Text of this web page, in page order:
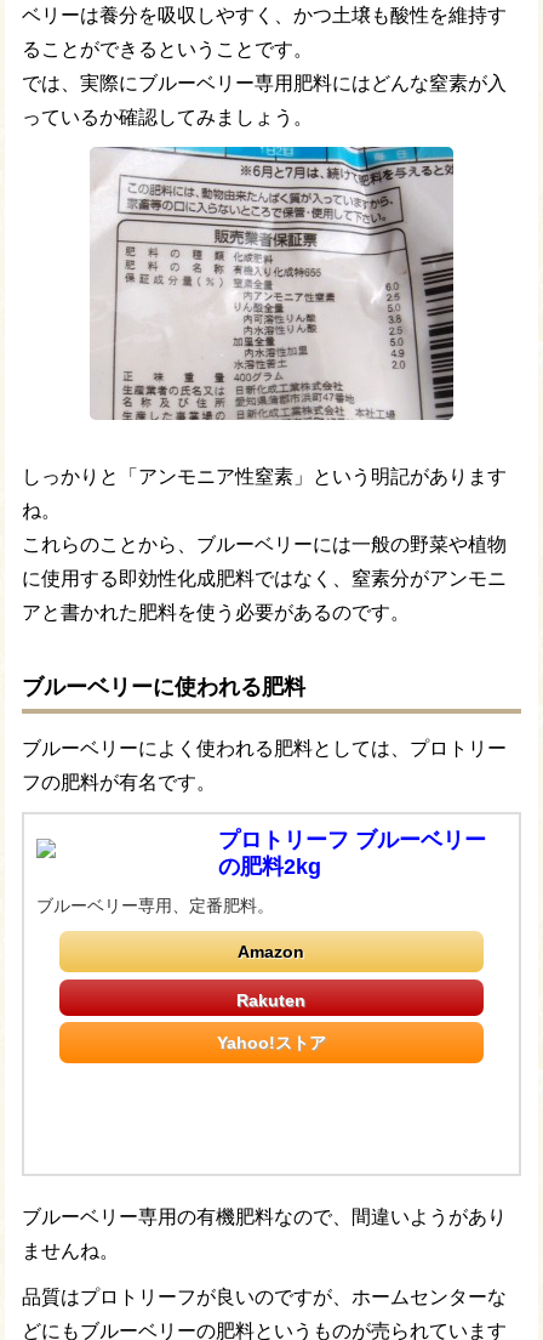
ベリーは養分を吸収しやすく、かつ土壌も酸性を維持す
ることができるということです。
では、実際にブルーベリー専用肥料にはどんな窒素が入
っているか確認してみましょう。
しっかりと「アンモニア性窒素」という明記があります
ね。
これらのことから、ブルーベリーには一般の野菜や植物
に使用する即効性化成肥料ではなく、窒素分がアンモニ
アと書かれた肥料を使う必要があるのです。
ブルーベリーに使われる肥料
ブルーベリーによく使われる肥料としては、プロトリー
フの肥料が有名です。
プロトリーフ ブルーベリー
の肥料2kg
ブルーベリー専用、定番肥料。
Amazon
Yahoo!ストア
ブルーベリー専用の有機肥料なので、間違いようがあり
ませんね。
品質はプロトリーフが良いのですが、ホームセンターな
どにもブルーベリーの肥料というものが売られています